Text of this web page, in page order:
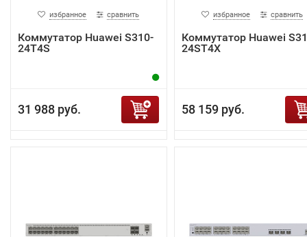
избранное сравнить
Коммутатор Huawei S310-
24T4S
31 988 руб.
избранное сравнить
Коммутатор Huawei
24ST4X
58 159 руб.